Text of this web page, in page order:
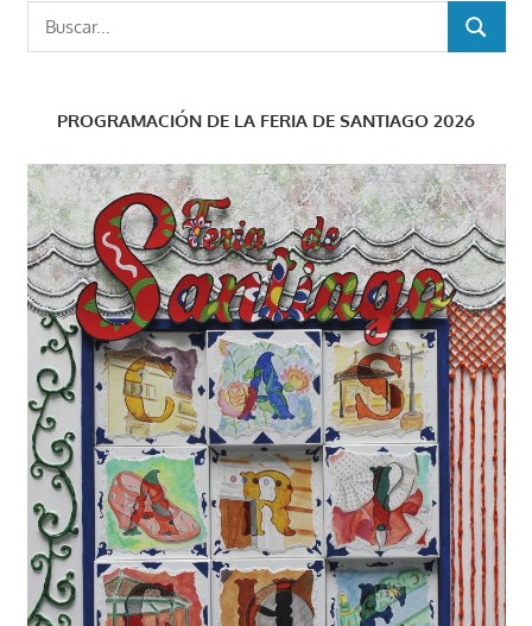
Buscar:
BUSCAR
PROGRAMACIÓN DE LA FERIA DE SANTIAGO 2026